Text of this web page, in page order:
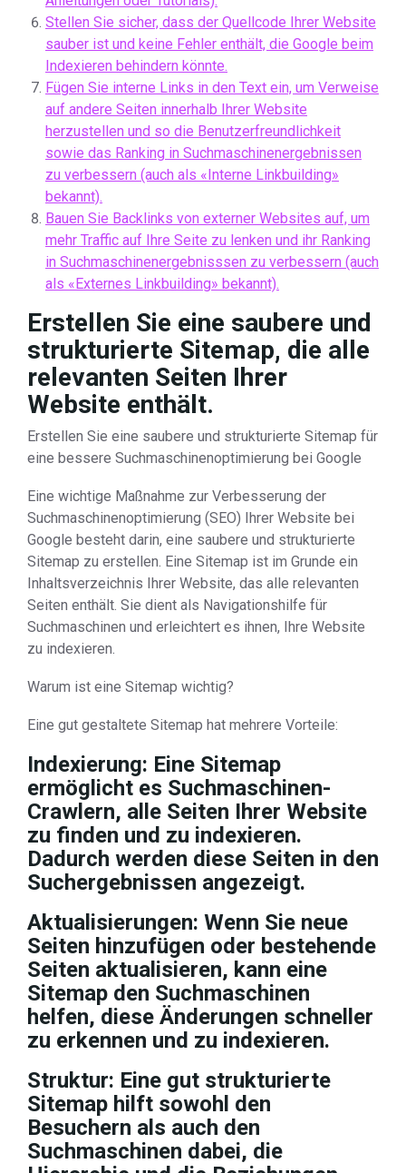
Stellen Sie sicher, dass der Quellcode Ihrer Website
sauber ist und keine Fehler enthält, die Google beim
Indexieren behindern könnte.
Fügen Sie interne Links in den Text ein, um Verweise
auf andere Seiten innerhalb Ihrer Website
herzustellen und so die Benutzerfreundlichkeit
sowie das Ranking in Suchmaschinenergebnissen
zu verbessern (auch als «Interne Linkbuilding»
bekannt).
Bauen Sie Backlinks von externer Websites auf, um
mehr Traffic auf Ihre Seite zu lenken und ihr Ranking
in Suchmaschinenergebnisssen zu verbessern (auch
als «Externes Linkbuilding» bekannt).
Erstellen Sie eine saubere und
strukturierte Sitemap, die alle
relevanten Seiten Ihrer
Website enthält.
Erstellen Sie eine saubere und strukturierte Sitemap für
eine bessere Suchmaschinenoptimierung bei Google
Eine wichtige Maßnahme zur Verbesserung der
Suchmaschinenoptimierung (SEO) Ihrer Website bei
Google besteht darin, eine saubere und strukturierte
Sitemap zu erstellen. Eine Sitemap ist im Grunde ein
Inhaltsverzeichnis Ihrer Website, das alle relevanten
Seiten enthält. Sie dient als Navigationshilfe für
Suchmaschinen und erleichtert es ihnen, Ihre Website
zu indexieren.
Warum ist eine Sitemap wichtig?
Eine gut gestaltete Sitemap hat mehrere Vorteile:
Indexierung: Eine Sitemap
ermöglicht es Suchmaschinen-
Crawlern, alle Seiten Ihrer Website
zu finden und zu indexieren.
Dadurch werden diese Seiten in den
Suchergebnissen angezeigt.
Aktualisierungen: Wenn Sie neue
Seiten hinzufügen oder bestehende
Seiten aktualisieren, kann eine
Sitemap den Suchmaschinen
helfen, diese Änderungen schneller
zu erkennen und zu indexieren.
Struktur: Eine gut strukturierte
Sitemap hilft sowohl den
Besuchern als auch den
Suchmaschinen dabei, die